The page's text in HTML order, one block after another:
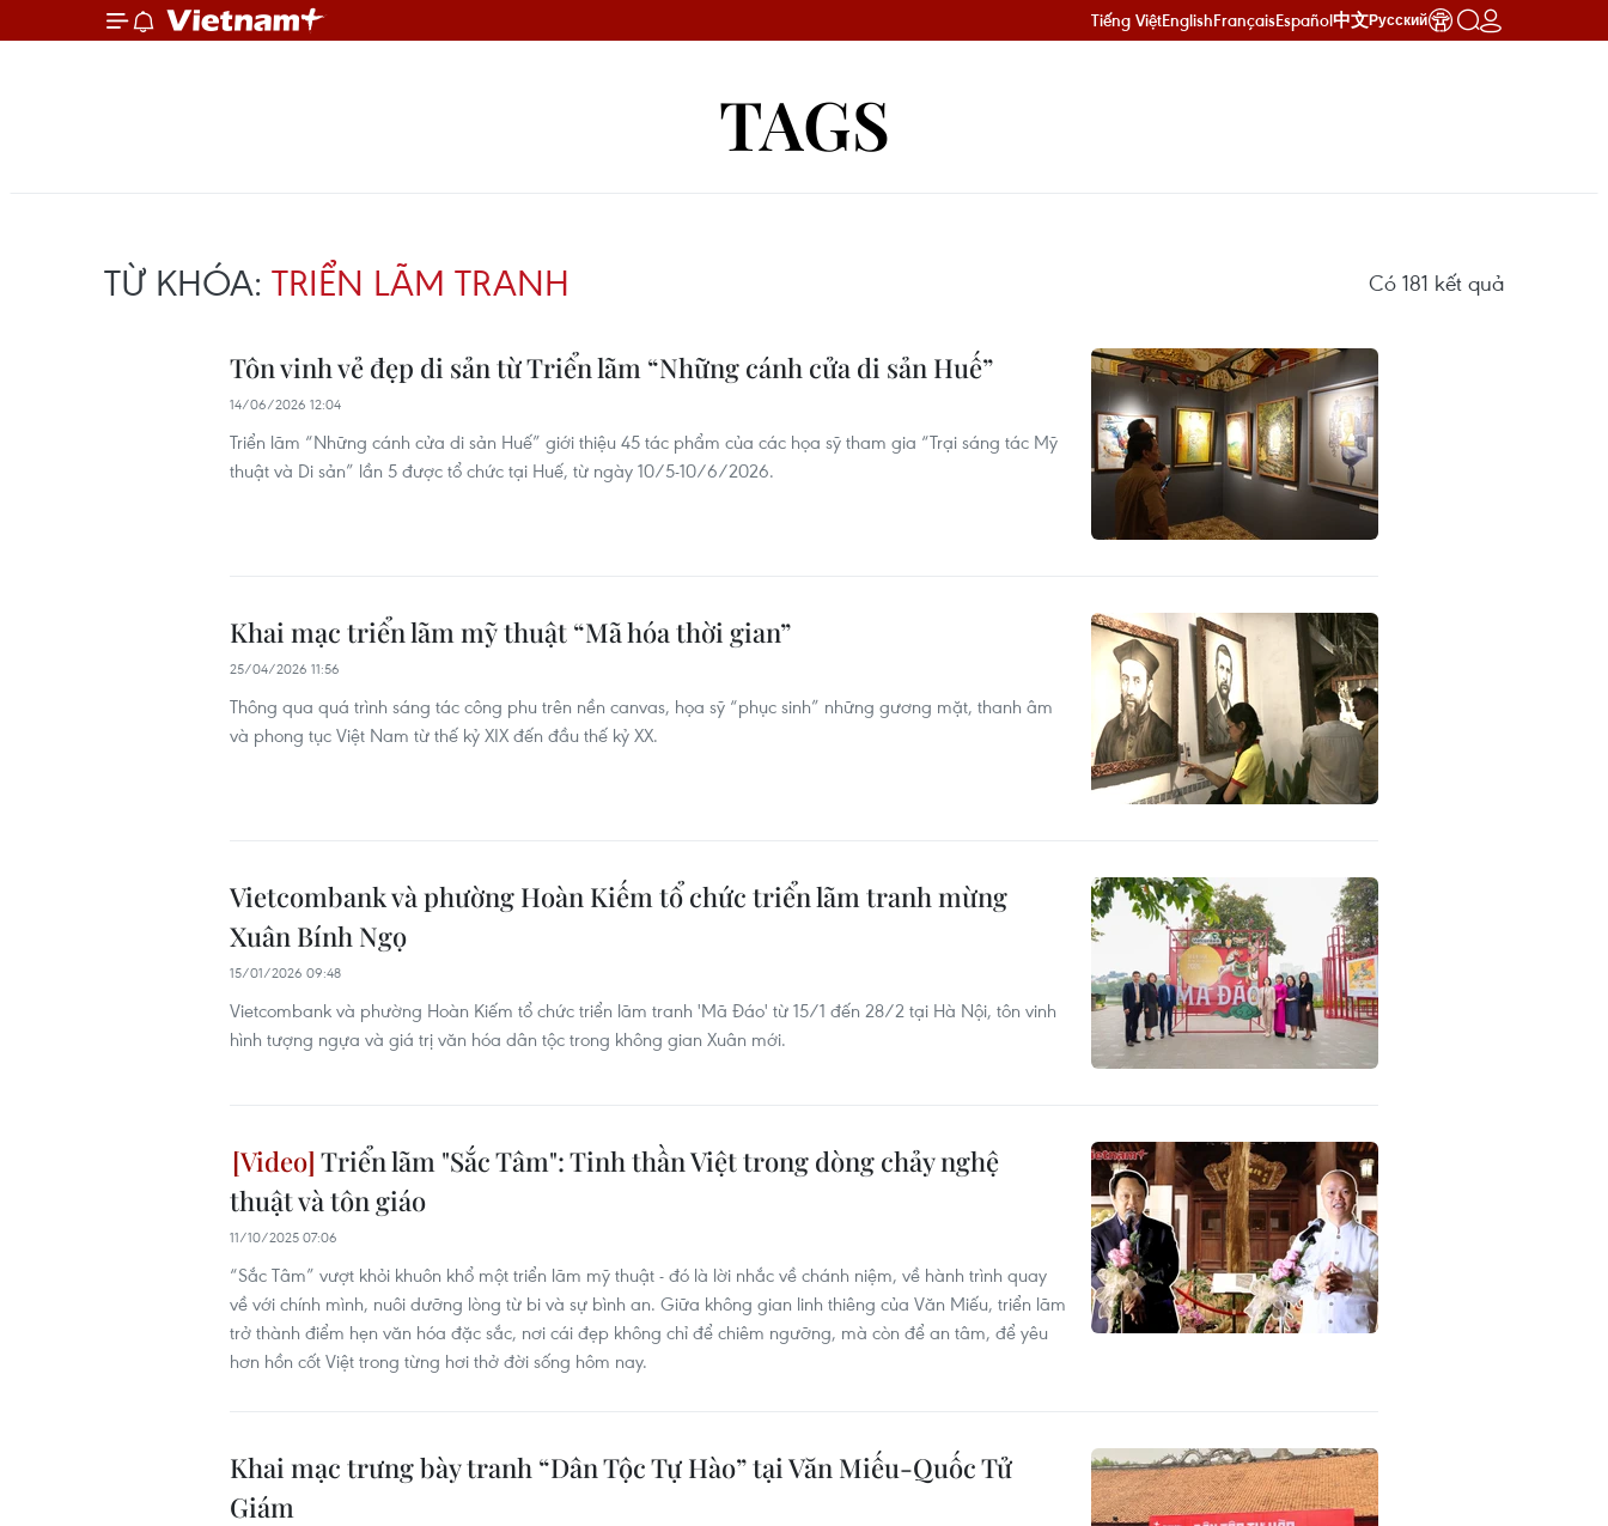
Tiếng ViệtEnglishFrançaisEspañol中文Русский
TAGS
TỪ KHÓA: TRIỂN LÃM TRANH Có 181 kết quả
Tôn vinh vẻ đẹp di sản từ Triển lãm “Những cánh cửa di sản Huế”
14/06/2026 12:04
Triển lãm “Những cánh cửa di sản Huế” giới thiệu 45 tác phẩm của các họa sỹ tham gia “Trại sáng tác Mỹ
thuật và Di sản” lần 5 được tổ chức tại Huế, từ ngày 10/5-10/6/2026.
Khai mạc triển lãm mỹ thuật “Mã hóa thời gian”
25/04/2026 11:56
Thông qua quá trình sáng tác công phu trên nền canvas, họa sỹ “phục sinh” những gương mặt, thanh âm
và phong tục Việt Nam từ thế kỷ XIX đến đầu thế kỷ XX.
Vietcombank và phường Hoàn Kiếm tổ chức triển lãm tranh mừng
Xuân Bính Ngọ
15/01/2026 09:48
Vietcombank và phường Hoàn Kiếm tổ chức triển lãm tranh 'Mã Đáo' từ 15/1 đến 28/2 tại Hà Nội, tôn vinh
hình tượng ngựa và giá trị văn hóa dân tộc trong không gian Xuân mới.
Triển lãm "Sắc Tâm": Tinh thần Việt trong dòng chảy nghệ
thuật và tôn giáo
11/10/2025 07:06
“Sắc Tâm” vượt khỏi khuôn khổ một triển lãm mỹ thuật - đó là lời nhắc về chánh niệm, về hành trình quay
về với chính mình, nuôi dưỡng lòng từ bi và sự bình an. Giữa không gian linh thiêng của Văn Miếu, triển lãm
trở thành điểm hẹn văn hóa đặc sắc, nơi cái đẹp không chỉ để chiêm ngưỡng, mà còn để an tâm, để yêu
hơn hồn cốt Việt trong từng hơi thở đời sống hôm nay.
Khai mạc trưng bày tranh “Dân Tộc Tự Hào” tại Văn Miếu-Quốc Tử
Giám ​